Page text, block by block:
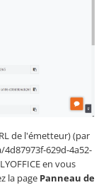
de l'émetteur) (par
629d-4a52-
en vous
la page Panneau de